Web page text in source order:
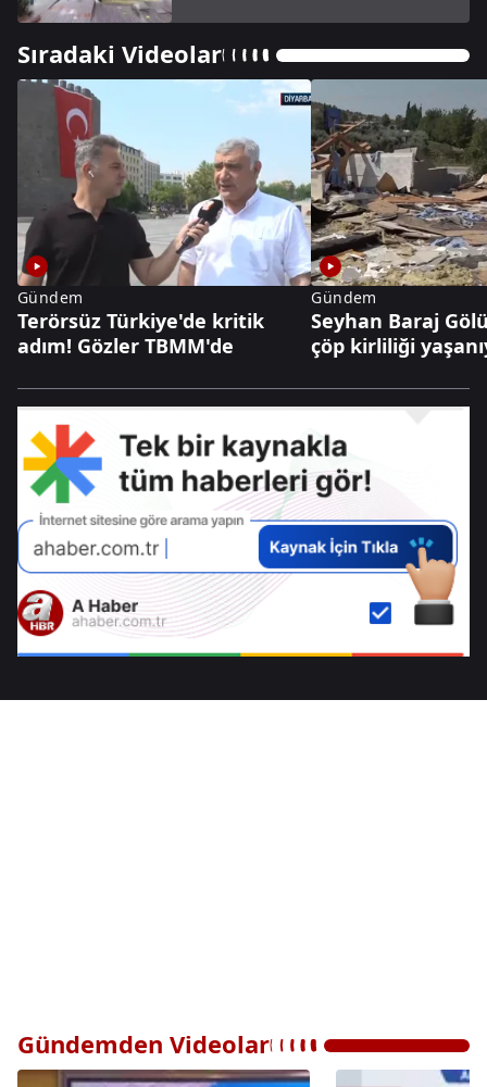
Sıradaki Videolar
Gündem
Terörsüz Türkiye'de kritik
adım! Gözler TBMM'de
Gündem
Seyhan Baraj
çöp kirliliği
Gündemden Videolar